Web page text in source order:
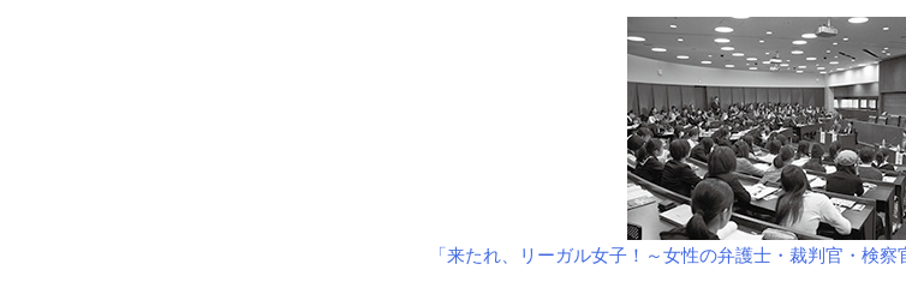
「来たれ、リーガル女子！～女性の弁護士・裁判官・検